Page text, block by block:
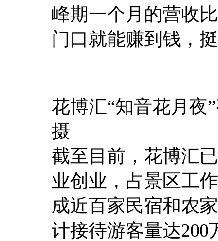
峰期一个月的营收
门口就能赚到钱，
花博汇“知音花月夜
摄
截至目前，花博汇
业创业，占景区工
成近百家民宿和农
计接待游客量达200